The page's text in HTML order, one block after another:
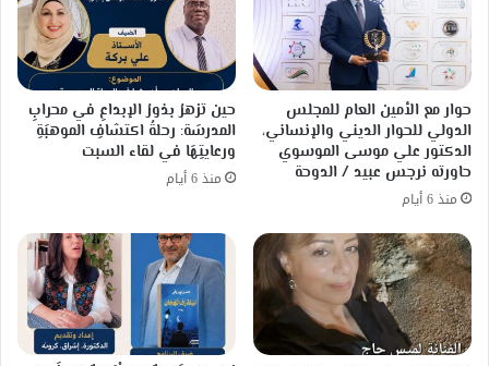
حوار مع الأمين العام للمجلس
الدولي للحوار الديني والإنساني،
الدكتور علي موسى الموسوي
حاورته نرجس عبيد / الدوحة
منذ 6 أيام
حين تزهرُ بذورُ الإبداعِ في محرابِ
المدرسَة: رحلةُ اكتشافِ الموهبَةِ
ورعايتِهَا في لقاء السبت
منذ 6 أيام